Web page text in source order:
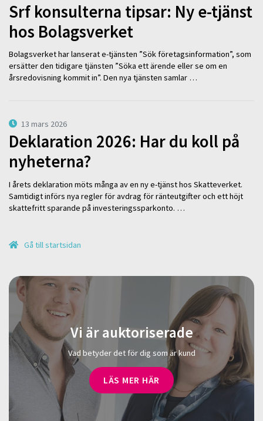
Srf konsulterna tipsar: Ny e-tjänst
hos Bolagsverket
Bolagsverket har lanserat e-tjänsten ”Sök företagsinformation”, som
ersätter den tidigare tjänsten ”Söka ett ärende eller se om en
årsredovisning kommit in”. Den nya tjänsten samlar …
13 mars 2026
Deklaration 2026: Har du koll på
nyheterna?
I årets deklaration möts många av en ny e-tjänst hos Skatteverket.
Samtidigt införs nya regler för avdrag för ränteutgifter och ett höjt
skattefritt sparande på investeringssparkonto. …
Gå till startsidan
Vi är auktoriserade
Vad betyder det för dig som är kund
LÄS MER HÄR